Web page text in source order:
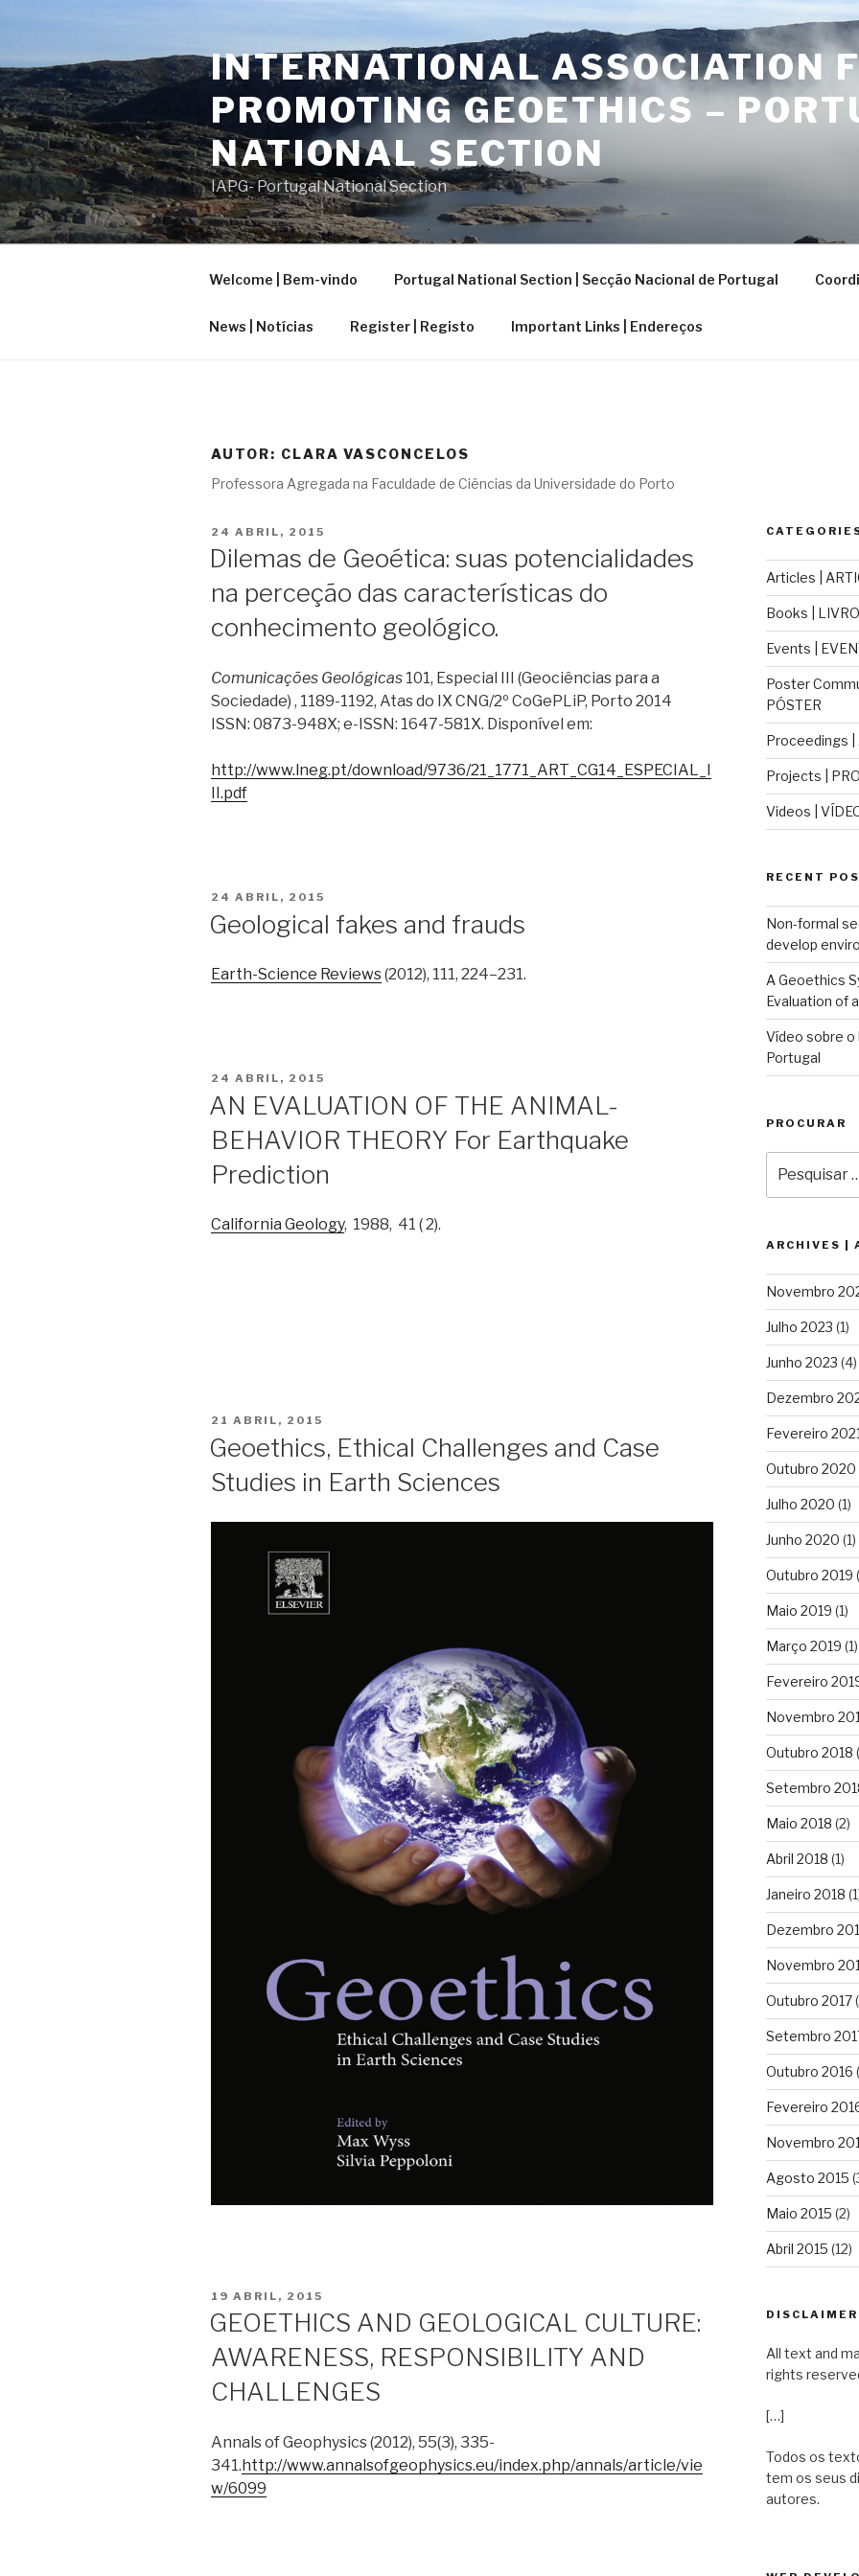
conteúdo
INTERNATIONAL ASSOCIATION
PROMOTING GEOETHICS –
NATIONAL SECTION
IAPG- Portugal National Section
Welcome | Bem-vindo Portugal National Section | Secção Nacional de Portugal
News | Notícias Register | Registo Important Links | Endereços
AUTOR: CLARA VASCONCELOS
Professora Agregada na Faculdade de Ciências da Universidade do Porto
PUBLICADO
24 ABRIL, 2015
Dilemas de Geoética: suas potencialidades
na perceção das características do
conhecimento geológico.
Comunicações Geológicas 101, Especial III (Geociências para a
Sociedade) , 1189-1192, Atas do IX CNG/2º CoGePLiP, Porto 2014
ISSN: 0873-948X; e-ISSN: 1647-581X. Disponível em:
http://www.lneg.pt/download/9736/21_1771_ART_CG14_ESPECIAL_I
II.pdf
PUBLICADO
24 ABRIL, 2015
Geological fakes and frauds
Earth-Science Reviews(2012), 111, 224–231.
PUBLICADO
24 ABRIL, 2015
AN EVALUATION OF THE ANIMAL-
BEHAVIOR THEORY For Earthquake
Prediction
California Geology, 1988, 41 ( 2).
PUBLICADO
21 ABRIL, 2015
Geoethics, Ethical Challenges and Case
Studies in Earth Sciences
PUBLICADO
19 ABRIL, 2015
GEOETHICS AND GEOLOGICAL CULTURE:
AWARENESS, RESPONSIBILITY AND
CHALLENGES
Annals of Geophysics (2012), 55(3), 335-
341.http://www.annalsofgeophysics.eu/index.php/annals/article/vie
w/6099
Articles |
Books |
Events |
Poster
PÓSTER
Proceedings |
Projects |
Videos |
RECENT
Non-formal
develop
A Geoethics
Evaluation of
Vídeo sobre o
Portugal
PROCURAR
por:
ARCHIVES |
Novembro
Julho 2023 (1)
Junho 2023 (4)
Dezembro
Fevereiro 2021
Outubro 2020
Julho 2020 (1)
Junho 2020 (1)
Outubro 2019
Maio 2019 (1)
Março 2019 (1)
Fevereiro
Novembro
Outubro 2018
Setembro
Maio 2018 (2)
Abril 2018 (1)
Janeiro 2018
Dezembro
Novembro
Outubro 2017
Setembro
Outubro 2016
Fevereiro
Novembro
Agosto 2015
Maio 2015 (2)
Abril 2015 (12)
All text and
rights
[…]
Todos os
tem os seus
autores.